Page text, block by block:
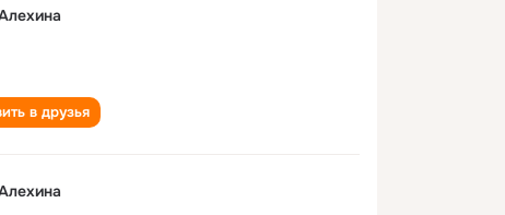
в друзья